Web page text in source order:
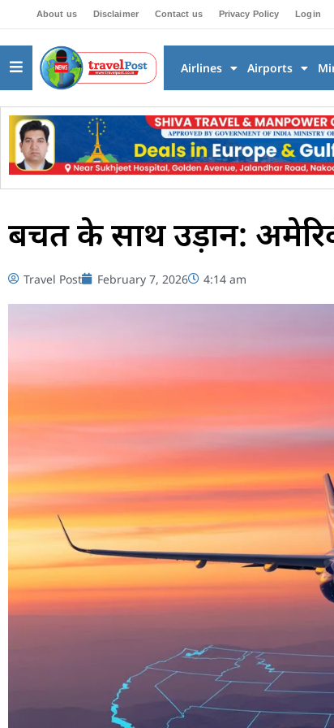
About us Disclaimer Contact us Privacy Policy Login
Airlines Airports
बचत के साथ उड़ान:
Travel Post February 7, 2026 4:14 am